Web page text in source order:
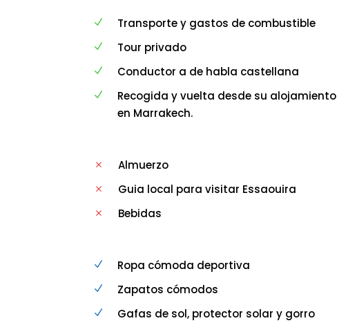
Transporte y gastos de combustible
Tour privado
Conductor a de habla castellana
Recogida y vuelta desde su alojamiento
en Marrakech.
Almuerzo
Guia local para visitar Essaouira
Bebidas
Ropa cómoda deportiva
Zapatos cómodos
Gafas de sol, protector solar y gorro